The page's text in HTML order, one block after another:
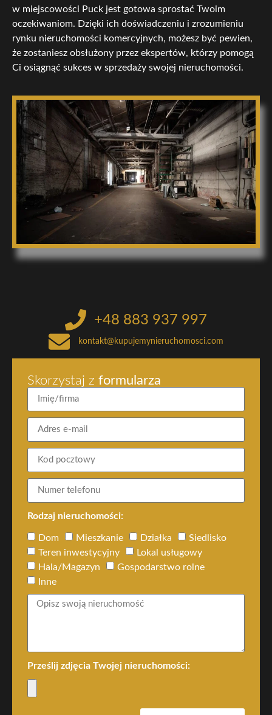
w miejscowości Puck jest gotowa sprostać Twoim
oczekiwaniom. Dzięki ich doświadczeniu i zrozumieniu
rynku nieruchomości komercyjnych, możesz być pewien,
że zostaniesz obsłużony przez ekspertów, którzy pomogą
Ci osiągnąć sukces w sprzedaży swojej nieruchomości.
+48 883 937 997
kontakt@kupujemynieruchomosci.com
Skorzystaj z formularza
Rodzaj nieruchomości:
Dom Mieszkanie Działka
Siedlisko
Teren inwestycyjny
Lokal usługowy
Hala/Magazyn
Gospodarstwo rolne
Inne
Prześlij zdjęcia Twojej nieruchomości: